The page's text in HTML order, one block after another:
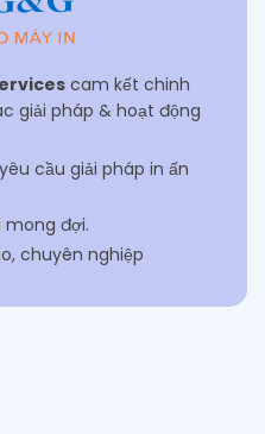
cam kết chinh
giải pháp & hoạt động
cầu giải pháp in ấn
mong đợi.
chuyên nghiệp